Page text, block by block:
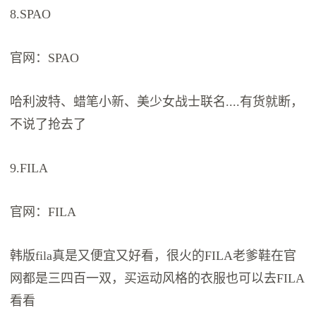
8.SPAO
官网：SPAO
哈利波特、蜡笔小新、美少女战士联名....有货就断，
不说了抢去了
9.FILA
官网：FILA
韩版fila真是又便宜又好看，很火的FILA老爹鞋在官
网都是三四百一双，买运动风格的衣服也可以去FILA
看看